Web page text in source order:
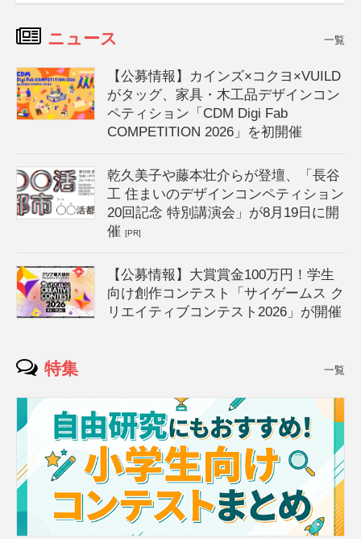
ニュース 一覧
【公募情報】カインズ×コクヨ×VUILD
がタッグ、家具・木工品デザインコン
ペティション「CDM Digi Fab
COMPETITION 2026」を初開催
乾久美子や藤本壮介らが登壇、「長谷
工 住まいのデザインコンペティション
20回記念 特別講演会」が8月19日に開
催[PR]
【公募情報】大賞賞金100万円！学生
向け創作コンテスト「サイゲームス ク
リエイティブコンテスト2026」が開催
特集 一覧